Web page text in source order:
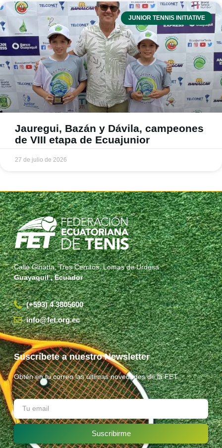
JUNIOR TENNIS INITIATIVE
Jauregui, Bazán y Dávila, campeones
de VIII etapa de Ecuajunior
27 de julio de 2026
Calle Ginatta, Tres Cerritos, Lomas de Urdesa
Guayaquil , Ecuador
(+593) 4 3805600
info@fet.org.ec
Suscríbete a nuestro Newsletter
Obtén en tu correo las últimas novedades de la FET.
Suscribirme